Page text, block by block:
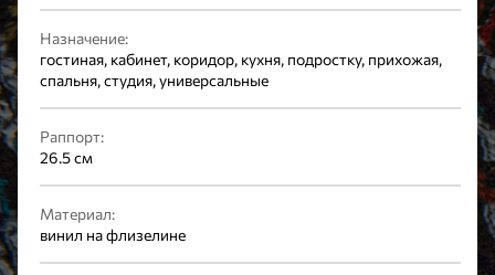
Назначение:
гостиная, кабинет, коридор, кухня, подростку, прихожая,
спальня, студия, универсальные
Раппорт:
26.5 см
Материал:
винил на флизелине